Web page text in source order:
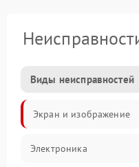
Виды неисправностей
Экран и изображение
Электроника